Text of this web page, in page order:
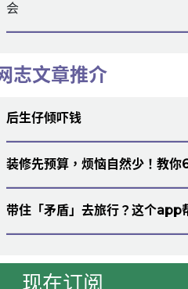
会
志文章推介
后生仔倾吓钱
装修先预算，烦恼自然少！教你
带住「矛盾」去旅行？这个app
现在订阅